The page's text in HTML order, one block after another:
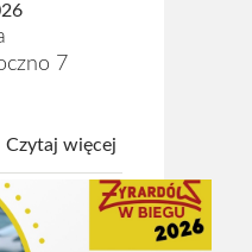
7
Czytaj więcej